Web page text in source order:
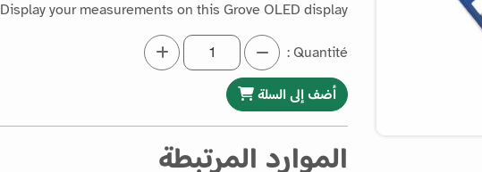
Display your measurements on this Grove OLED display.
Quantité :
أضف إلى السلة
الموارد المرتبطة